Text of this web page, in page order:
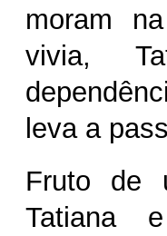
moram
vivia,
leva a
Fruto de
Tatiana